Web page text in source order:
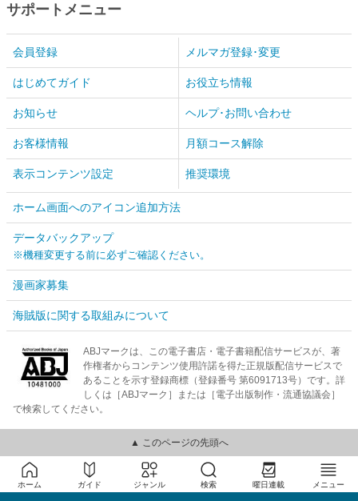
サポートメニュー
会員登録 メルマガ登録･変更
はじめてガイド お役立ち情報
お知らせ ヘルプ･お問い合わせ
お客様情報 月額コース解除
表示コンテンツ設定 推奨環境
ホーム画面へのアイコン追加方法
データバックアップ
※機種変更する前に必ずご確認ください。
漫画家募集
海賊版に関する取組みについて
ABJマークは、この電子書店・電子書籍配信サービスが、著
作権者からコンテンツ使用許諾を得た正規版配信サービスで
あることを示す登録商標（登録番号 第6091713号）です。詳
しくは［ABJマーク］または［電子出版制作・流通協議会］
で検索してください。
▲ このページの先頭へ
ホーム ガイド ジャンル 検索 曜日連載 メニュー